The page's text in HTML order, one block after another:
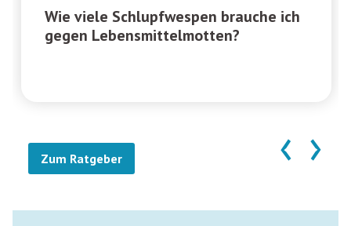
Wie viele Schlupfwespen brauche ich
gegen Lebensmittelmotten?
‹ ›
Zum Ratgeber